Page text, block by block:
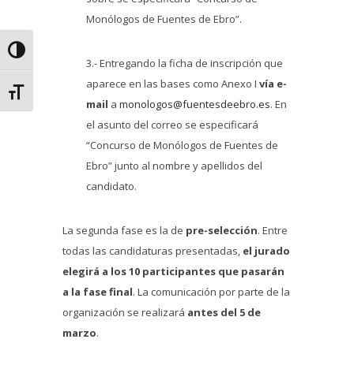
Alternar alto contraste
Alternar tamaño de letra
Monólogos de Fuentes de Ebro”.
3.- Entregando la ficha de inscripción que
aparece en las bases como Anexo I vía e-
mail a monologos@fuentesdeebro.es. En
el asunto del correo se especificará
“Concurso de Monólogos de Fuentes de
Ebro” junto al nombre y apellidos del
candidato.
La segunda fase es la de pre-selección. Entre
todas las candidaturas presentadas, el jurado
elegirá a los 10 participantes que pasarán
a la fase final. La comunicación por parte de la
organización se realizará antes del 5 de
marzo.